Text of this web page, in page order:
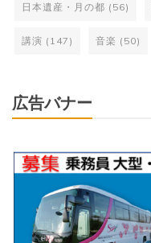
日本遺産・月の都 (56)
講演 (147) 音楽 (50)
広告バナー